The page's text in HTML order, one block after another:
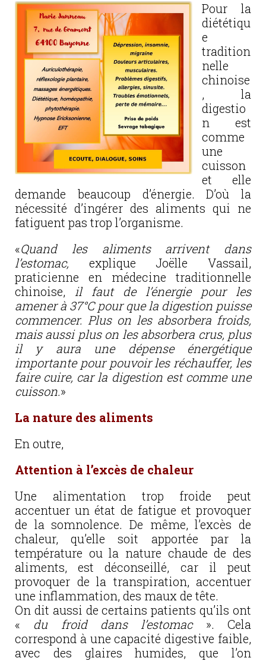
Pour la
diététiqu
e
tradition
nelle
chinoise
, la
digestio
n est
comme
une
cuisson
et elle
demande beaucoup d’énergie. D’où la
nécessité d’ingérer des aliments qui ne
fatiguent pas trop l’organisme.
«Quand les aliments arrivent dans
l’estomac, explique Joëlle Vassail,
praticienne en médecine traditionnelle
chinoise, il faut de l’énergie pour les
amener à 37°C pour que la digestion puisse
commencer. Plus on les absorbera froids,
mais aussi plus on les absorbera crus, plus
il y aura une dépense énergétique
importante pour pouvoir les réchauffer, les
faire cuire, car la digestion est comme une
cuisson.»
La nature des aliments
En outre,
Attention à l’excès de chaleur
Une alimentation trop froide peut
accentuer un état de fatigue et provoquer
de la somnolence. De même, l’excès de
chaleur, qu’elle soit apportée par la
température ou la nature chaude de des
aliments, est déconseillé, car il peut
provoquer de la transpiration, accentuer
une inflammation, des maux de tête.
On dit aussi de certains patients qu’ils ont
« du froid dans l’estomac». Cela
correspond à une capacité digestive faible,
avec des glaires humides, que l’on